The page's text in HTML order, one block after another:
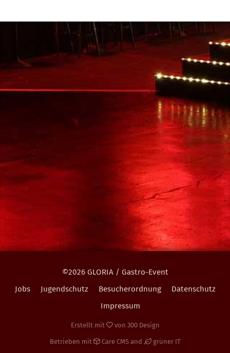
©2026 GLORIA / Gastro-Event
Jobs
Jugendschutz Besucherordnung
Datenschutz
Impressum
Erstellt mit von 300 Design
Betrieben mit Care CMSand grüner IT